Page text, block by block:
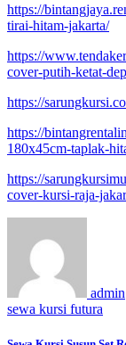
https://
tirai-hitam-jakarta/
https://
cover-putih-ketat-
https://
https://
180x45cm-taplak-
https://
cover-kursi-raja-
admin
sewa kursi futura